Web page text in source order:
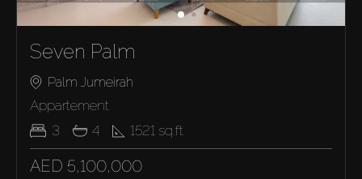
Seven Palm
Palm Jumeirah
Appartement
3
4 1521 sq.ft
AED 5,100,000